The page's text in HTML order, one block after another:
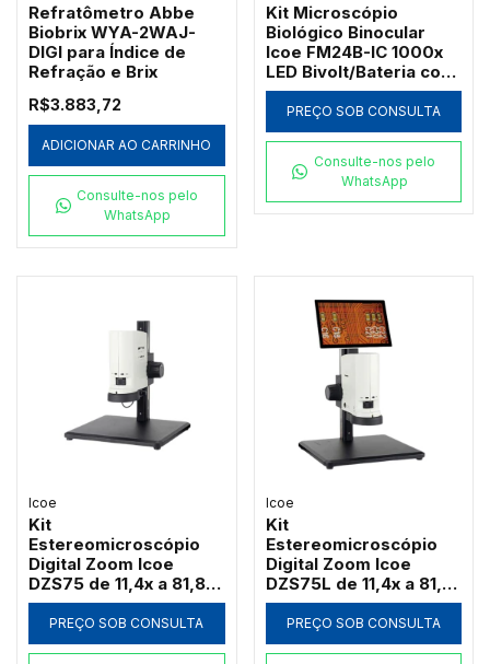
Refratômetro Abbe
Biobrix WYA-2WAJ-
DIGI para Índice de
Refração e Brix
R$3.883,72
ADICIONAR AO CARRINHO
Consulte-nos pelo
WhatsApp
Kit Microscópio
Biológico Binocular
Icoe FM24B-IC 1000x
LED Bivolt/Bateria com
Ótica Acromática
PREÇO SOB CONSULTA
Consulte-nos pelo
WhatsApp
Icoe
Kit
Estereomicroscópio
Digital Zoom Icoe
DZS75 de 11,4x a 81,8x
Câmera 4MP Anel LED
HDMI Wi-Fi (Sem Tela)
PREÇO SOB CONSULTA
Icoe
Kit
Estereomicroscópio
Digital Zoom Icoe
DZS75L de 11,4x a 81,8x
Tela Touch 10" 4MP
Anel LED HDMI Wi-Fi
PREÇO SOB CONSULTA